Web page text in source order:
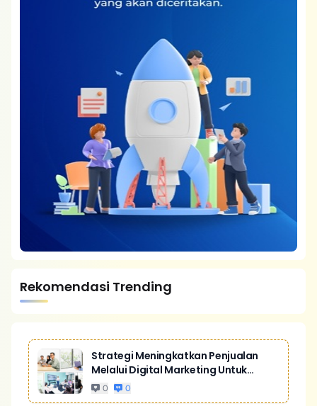
Rekomendasi Trending
Strategi Meningkatkan Penjualan
Melalui Digital Marketing Untuk
Bisnis Yang Lebih Kompetitif
0 0